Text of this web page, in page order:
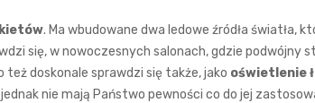
. Ma wbudowane dwa ledowe źródła światła,
się, w nowoczesnych salonach, gdzie podwójny
doskonale sprawdzi się także, jako oświetlenie
nie mają Państwo pewności co do jej